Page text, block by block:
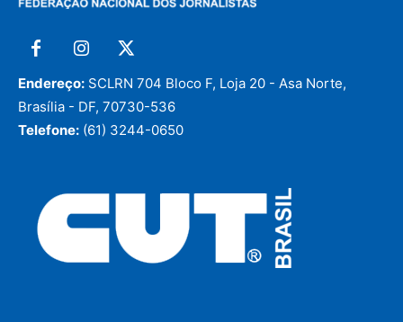
Endereço: SCLRN 704 Bloco F, Loja 20 - Asa Norte,
Brasília - DF, 70730-536
Telefone: (61) 3244-0650